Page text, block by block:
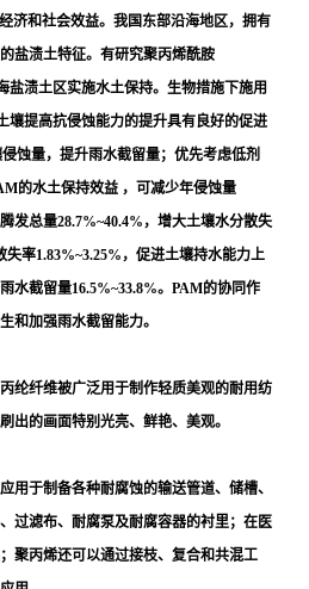
济和社会效益。我国东部沿海地区，拥有
盐渍土特征。有研究聚丙烯酰胺
盐渍土区实施水土保持。生物措施下施用
壤提高抗侵蚀能力的提升具有良好的促进
蚀量，提升雨水截留量；优先考虑低剂
的水土保持效益 ，可减少年侵蚀量
发总量28.7%~40.4%，增大土壤水分散失
失率1.83%~3.25%，促进土壤持水能力上
水截留量16.5%~33.8%。PAM的协同作
和加强雨水截留能力。
丙纶纤维被广泛用于制作轻质美观的耐用纺
出的画面特别光亮、鲜艳、美观。
用于制备各种耐腐蚀的输送管道、储槽、
过滤布、耐腐泵及耐腐容器的衬里；在医
聚丙烯还可以通过接枝、复合和共混工